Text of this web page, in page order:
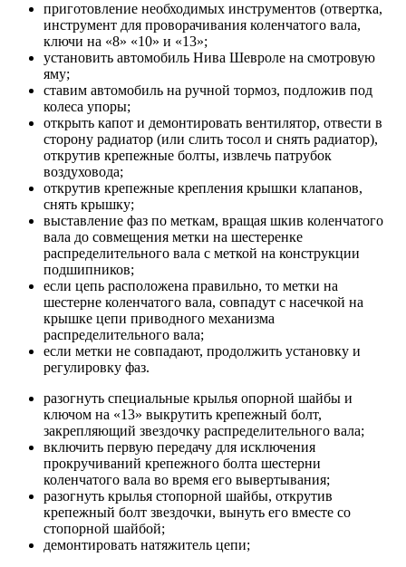
приготовление необходимых инструментов (отвертка,
инструмент для проворачивания коленчатого вала,
ключи на «8» «10» и «13»;
установить автомобиль Нива Шевроле на смотровую
яму;
ставим автомобиль на ручной тормоз, подложив под
колеса упоры;
открыть капот и демонтировать вентилятор, отвести в
сторону радиатор (или слить тосол и снять радиатор),
открутив крепежные болты, извлечь патрубок
воздуховода;
открутив крепежные крепления крышки клапанов,
снять крышку;
выставление фаз по меткам, вращая шкив коленчатого
вала до совмещения метки на шестеренке
распределительного вала с меткой на конструкции
подшипников;
если цепь расположена правильно, то метки на
шестерне коленчатого вала, совпадут с насечкой на
крышке цепи приводного механизма
распределительного вала;
если метки не совпадают, продолжить установку и
регулировку фаз.
разогнуть специальные крылья опорной шайбы и
ключом на «13» выкрутить крепежный болт,
закрепляющий звездочку распределительного вала;
включить первую передачу для исключения
прокручиваний крепежного болта шестерни
коленчатого вала во время его вывертывания;
разогнуть крылья стопорной шайбы, открутив
крепежный болт звездочки, вынуть его вместе со
стопорной шайбой;
демонтировать натяжитель цепи;